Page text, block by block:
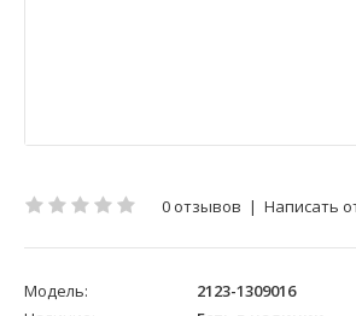
0 отзывов | Написать
Модель:
2123-1309016